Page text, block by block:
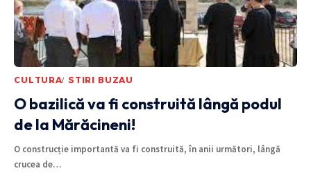
CULTURA STIRI BUZAU
O bazilică va fi construită lângă podul
de la Mărăcineni!
O construcție importantă va fi construită, în anii următori, lângă
crucea de…